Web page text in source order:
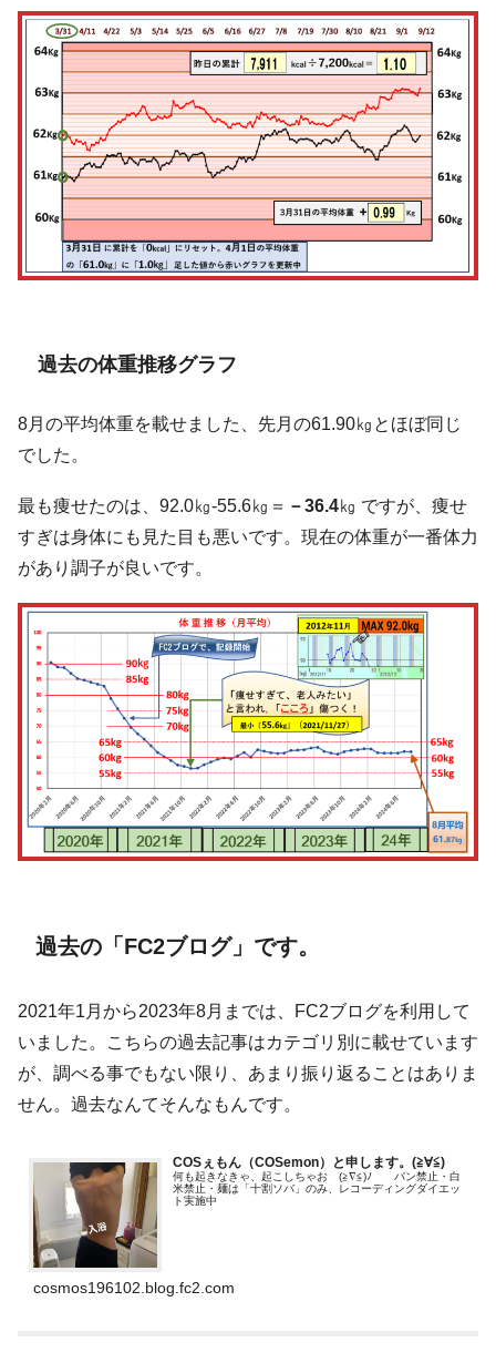
過去の体重推移グラフ
8月の平均体重を載せました、先月の61.90㎏とほぼ同じ
でした。
最も痩せたのは、92.0㎏-55.6㎏＝ －36.4㎏ ですが、痩せ
すぎは身体にも見た目も悪いです。現在の体重が一番体力
があり調子が良いです。
過去の「FC2ブログ」です。
2021年1月から2023年8月までは、FC2ブログを利用して
いました。こちらの過去記事はカテゴリ別に載せています
が、調べる事でもない限り、あまり振り返ることはありま
せん。過去なんてそんなもんです。
COSぇもん（COSemon）と申します。(≧∀≦)ゞ
何も起きなきゃ、起こしちゃお (≧∇≦)ﾉ パン禁止・白
米禁止・麺は「十割ソバ」のみ、レコーディングダイエッ
ト実施中
cosmos196102.blog.fc2.com